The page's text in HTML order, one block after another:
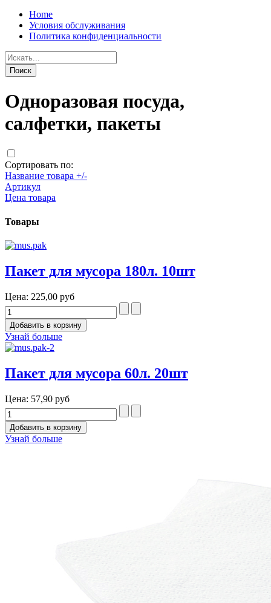
Home
Условия обслуживания
Политика конфиденциальности
Одноразовая посуда,
салфетки, пакеты
Сортировать по:
Название товара +/-
Артикул
Цена товара
Товары
Пакет для мусора 180л. 10шт
Цена: 225,00 руб
Узнай больше
Пакет для мусора 60л. 20шт
Цена: 57,90 руб
Узнай больше